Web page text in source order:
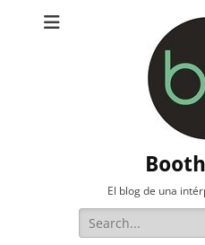
El blog de una
Buscar: